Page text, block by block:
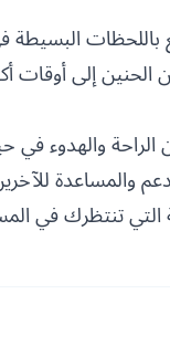
باللحظات البسيطة
الحنين إلى أوقات
والهدوء في
التي تنتظرك في